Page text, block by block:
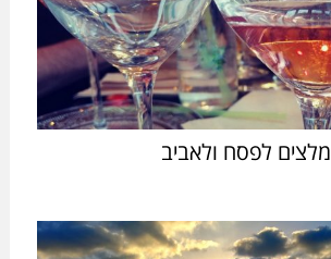
לפסח ולאביב